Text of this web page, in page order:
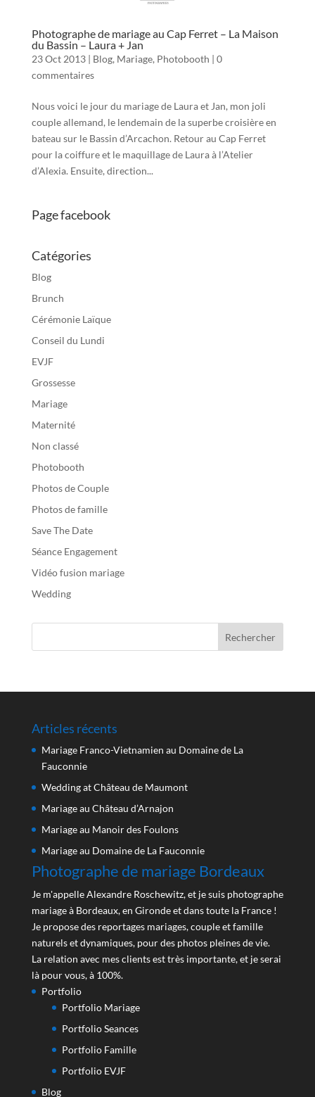
Photographe de mariage au Cap Ferret – La Maison
du Bassin – Laura + Jan
23 Oct 2013| Blog, Mariage, Photobooth
0
commentaires
Nous voici le jour du mariage de Laura et Jan, mon joli
couple allemand, le lendemain de la superbe croisière en
bateau sur le Bassin d’Arcachon. Retour au Cap Ferret
pour la coiffure et le maquillage de Laura à l’Atelier
d’Alexia. Ensuite, direction...
Page facebook
Catégories
Blog
Brunch
Cérémonie Laïque
Conseil du Lundi
EVJF
Grossesse
Mariage
Maternité
Non classé
Photobooth
Photos de Couple
Photos de famille
Save The Date
Séance Engagement
Vidéo fusion mariage
Wedding
Articles récents
Mariage Franco-Vietnamien au Domaine de La
Fauconnie
Wedding at Château de Maumont
Mariage au Château d’Arnajon
Mariage au Manoir des Foulons
Mariage au Domaine de La Fauconnie
Photographe de mariage Bordeaux
Je m'appelle Alexandre Roschewitz, et je suis photographe
mariage à Bordeaux, en Gironde et dans toute la France !
Je propose des reportages mariages, couple et famille
naturels et dynamiques, pour des photos pleines de vie.
La relation avec mes clients est très importante, et je serai
là pour vous, à 100%.
Portfolio
Portfolio Mariage
Portfolio Seances
Portfolio Famille
Portfolio EVJF
Blog